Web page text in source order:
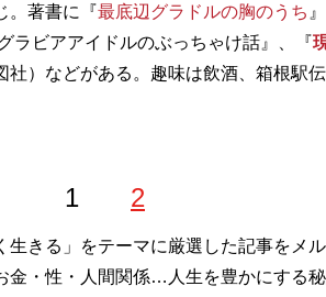
。著書に『最底辺グラドルの胸のうち
ラビアアイドルのぶっちゃけ話』、『
社）などがある。趣味は飲酒、箱根駅
1 2
きる」をテーマに厳選した記事をメ
金・性・人間関係…人生を豊かにする